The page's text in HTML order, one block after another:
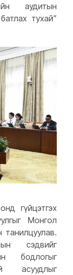
аудитын
тухай”
гүйцэтгэх
Монгол
танилцуулав.
сэдвийг
бодлогыг
асуудлыг